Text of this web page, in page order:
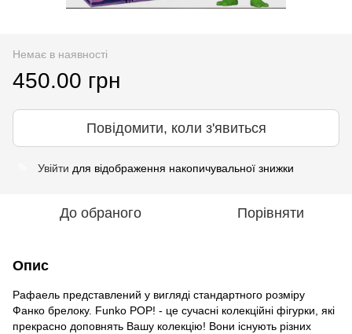
Немає в наявності
450.00 грн
Повідомити, коли з'явиться
Увійти для відображення накопичувальної знижки
До обраного Порівняти
Опис
Рафаель представлений у вигляді стандартного розміру
Фанко брелоку. Funko POP! - це сучасні колекційні фігурки, які
прекрасно доповнять Вашу колекцію! Вони існують різних